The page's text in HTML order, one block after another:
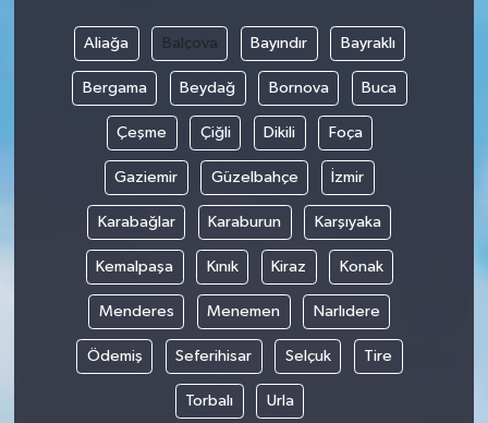
Aliağa Balçova Bayındır Bayraklı
Bergama Beydağ Bornova Buca
Çeşme Çiğli Dikili Foça
Gaziemir Güzelbahçe İzmir
Karabağlar Karaburun Karşıyaka
Kemalpaşa Kınık Kiraz Konak
Menderes Menemen Narlıdere
Ödemiş Seferihisar Selçuk Tire
Torbalı Urla